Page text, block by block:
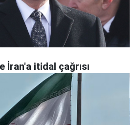
İran'a itidal çağrısı